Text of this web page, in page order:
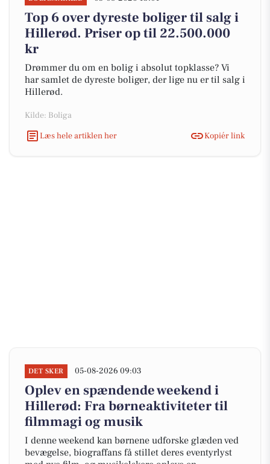
Top 6 over dyreste boliger til salg i
Hillerød. Priser op til 22.500.000
kr
Drømmer du om en bolig i absolut topklasse? Vi
har samlet de dyreste boliger, der lige nu er til salg i
Hillerød.
Kilde: Boliga
Læs hele artiklen her
Kopiér link
DET SKER 05-08-2026 09:03
Oplev en spændende weekend i
Hillerød: Fra børneaktiviteter til
filmmagi og musik
I denne weekend kan børnene udforske glæden ved
bevægelse, biograffans få stillet deres eventyrlyst